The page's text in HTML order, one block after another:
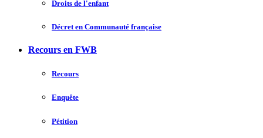
Droits de l'enfant
Décret en Communauté française
Recours en FWB
Recours
Enquête
Pétition